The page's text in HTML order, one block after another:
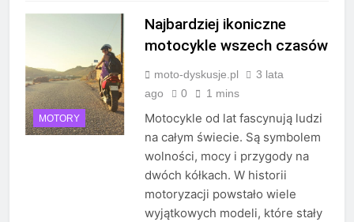
MOTORY
Najbardziej ikoniczne
motocykle wszech czasów
moto-dyskusje.pl
3 lata
ago
0 1 mins
Motocykle od lat fascynują ludzi
na całym świecie. Są symbolem
wolności, mocy i przygody na
dwóch kółkach. W historii
motoryzacji powstało wiele
wyjątkowych modeli, które stały